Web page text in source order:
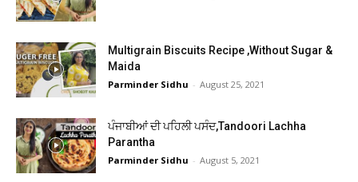
Multigrain Biscuits Recipe ,Without Sugar &
Maida
Parminder Sidhu - August 25, 2021
ਪੰਜਾਬੀਆਂ ਦੀ ਪਹਿਲੀ ਪਸੰਦ,Tandoori Lachha
Parantha
Parminder Sidhu - August 5, 2021